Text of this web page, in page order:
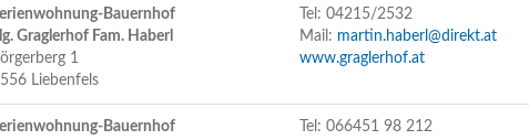
Bauernhof
Graglerhof Fam. Haberl
1
Liebenfels
Tel: 04215/2532
Mail: martin.haberl@direkt.at
www.graglerhof.at
Bauernhof
Tel: 066451 98 212